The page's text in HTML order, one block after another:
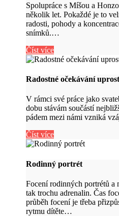
Spolupráce s Míšou a
několik let. Pokaždé je to
radosti, pohody a
snímků.…
Číst více
Radostné očekávání
V rámci své práce jako
dobu stávám součástí
pádem mezi námi vzniká
Číst více
Rodinný portrét
Focení rodinných portrétů a
tak trochu adrenalin. Čas
průběh focení je třeba
rytmu dítěte…